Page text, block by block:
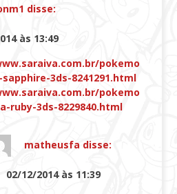
disse:
às 13:49
pokemo
3ds-8241291.html
pokemo
ruby-3ds-8229840.html
matheusfa disse:
02/12/2014 às 11:39